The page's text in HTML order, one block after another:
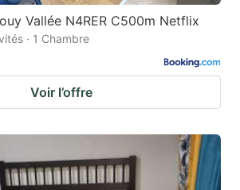
Vallée N4RER C500m Netflix
· 1 Chambre
Voir l’offre